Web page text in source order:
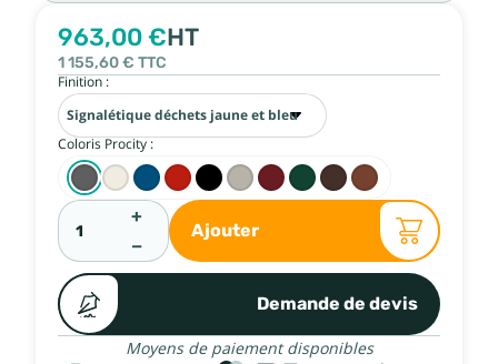
963,00 €HT
1 155,60 € TTC
Finition :
Coloris Procity :
+
−
Ajouter
Demande de devis
Moyens de paiement disponibles